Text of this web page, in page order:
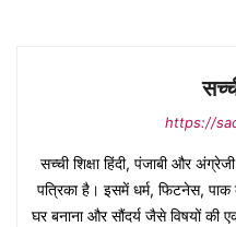
https://
सच्ची शिक्षा हिंदी, पंजाबी और
पत्रिका है। इसमें धर्म, फिटनेस,
घर बनाना और सौंदर्य जैसे विषयों की